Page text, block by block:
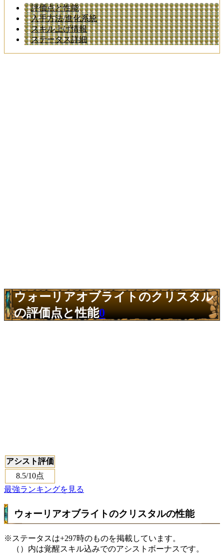
評価点と性能
入手方法/進化系統
スキル上げ情報
ステータス詳細
ウォーリアオブライトのクリスタル
の評価点と性能0
アシスト評価
8.5/10点
最強ランキングを見る
ウォーリアオブライトのクリスタルの性能
※ステータスは+297時のものを掲載しています。
（）内は覚醒スキル込みでのアシストボーナスです。